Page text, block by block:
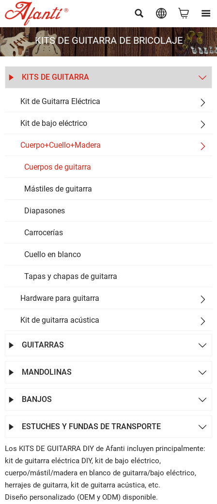
   
KITS DE GUITARRA DE BRICOLAJE
 KITS DE GUITARRA 
Kit de Guitarra Eléctrica 
Kit de bajo eléctrico 
Cuerpo+Cuello+Madera 
Cuerpos de guitarra
Mástiles de guitarra
Diapasones
Carrocerías
Cuello en blanco
Tapas y chapas de guitarra
Hardware para guitarra 
Kit de guitarra acústica 
 GUITARRAS 
 MANDOLINAS 
 BANJOS 
 ESTUCHES Y FUNDAS DE TRANSPORTE 
Los KITS DE GUITARRA DIY de Afanti incluyen principalmente:
kit de guitarra eléctrica DIY, kit de bajo eléctrico,
cuerpo/mástil/madera en blanco de guitarra/bajo eléctrico,
herrajes de guitarra, kit de guitarra acústica, etc.
Diseño personalizado (OEM y ODM) disponible.